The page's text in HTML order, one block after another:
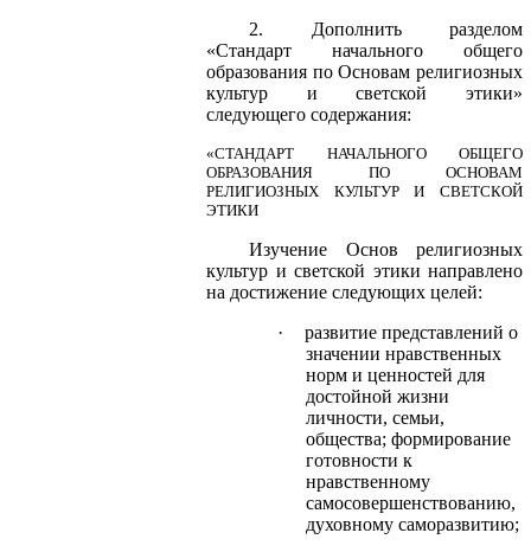
2. Дополнить разделом
«Стандарт начального общего
образования по Основам религиозных
культур и светской этики»
следующего содержания:
«СТАНДАРТ НАЧАЛЬНОГО ОБЩЕГО
ОБРАЗОВАНИЯ ПО ОСНОВАМ
РЕЛИГИОЗНЫХ КУЛЬТУР И СВЕТСКОЙ
ЭТИКИ
Изучение Основ религиозных
культур и светской этики направлено
на достижение следующих целей:
·
развитие представлений о
значении нравственных
норм и ценностей для
достойной жизни
личности, семьи,
общества; формирование
готовности к
нравственному
самосовершенствованию,
духовному саморазвитию;